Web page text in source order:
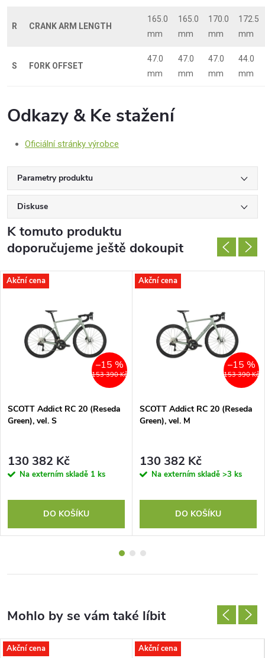
R CRANK ARM LENGTH
165.0
mm
165.0
mm
170.0
mm
172.5
mm
S FORK OFFSET
47.0
mm
47.0
mm
47.0
mm
44.0
mm
Odkazy & Ke stažení
Oficiální stránky výrobce
Parametry produktu
Diskuse
K tomuto produktu
doporučujeme ještě dokoupit
Akční cena
153 390 Kč
–15 %
SCOTT Addict RC 20 (Reseda
Green), vel. S
130 382 Kč
Na externím skladě 1 ks
DO KOŠÍKU
Akční cena
153 390 Kč
–15 %
SCOTT Addict RC 20 (Reseda
Green), vel. M
130 382 Kč
Na externím skladě >3 ks
DO KOŠÍKU
Akční cena Akční cena